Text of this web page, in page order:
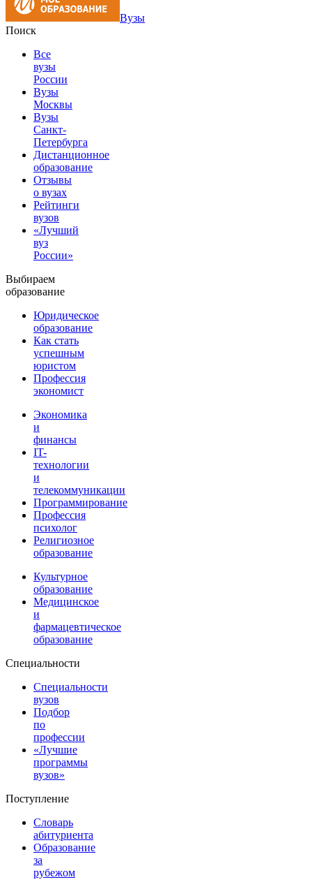
Вузы
Поиск
Все
вузы
России
Вузы
Москвы
Вузы
Санкт-
Петербурга
Дистанционное
образование
Отзывы
о вузах
Рейтинги
вузов
«Лучший
вуз
России»
Выбираем
образование
Юридическое
образование
Как стать
успешным
юристом
Профессия
экономист
Экономика
и
финансы
IT-
технологии
и
телекоммуникации
Программирование
Профессия
психолог
Религиозное
образование
Культурное
образование
Медицинское
и
фармацевтическое
образование
Специальности
Специальности
вузов
Подбор
по
профессии
«Лучшие
программы
вузов»
Поступление
Словарь
абитуриента
Образование
за
рубежом